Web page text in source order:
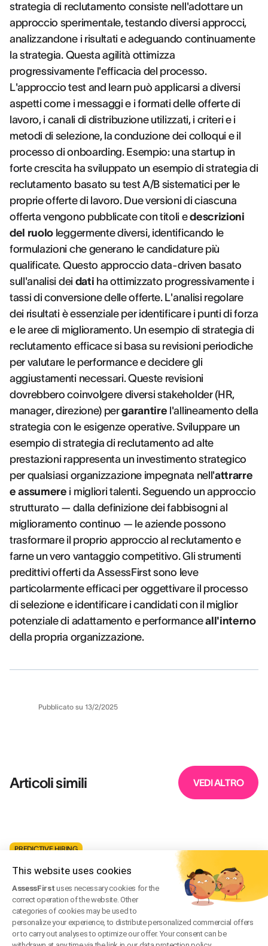
This website uses cookies
AssessFirstuses necessary cookies for the
correct operation of the website. Other
categories of cookies may be used to
personalize your experience, to distribute personalized commercial offers
or to carry out analyses to optimize our offer. Your consent can be
strategia di reclutamento consiste nell'adottare un
approccio sperimentale, testando diversi approcci,
analizzandone i risultati e adeguando continuamente
la strategia. Questa agilità ottimizza
progressivamente l'efficacia del processo.
L'approccio test and learn può applicarsi a diversi
aspetti come i messaggi e i formati delle offerte di
lavoro, i canali di distribuzione utilizzati, i criteri e i
metodi di selezione, la conduzione dei colloqui e il
processo di onboarding. Esempio: una startup in
forte crescita ha sviluppato un esempio di strategia di
reclutamento basato su test A/B sistematici per le
proprie offerte di lavoro. Due versioni di ciascuna
offerta vengono pubblicate con titoli edescrizioni
del ruolo leggermente diversi, identificando le
formulazioni che generano le candidature più
qualificate. Questo approccio data-driven basato
sull'analisi dei dati ha ottimizzato progressivamente i
tassi di conversione delle offerte. L'analisi regolare
dei risultati è essenziale per identificare i punti di forza
e le aree di miglioramento. Un esempio di strategia di
reclutamento efficace si basa su revisioni periodiche
per valutare le performance e decidere gli
aggiustamenti necessari. Queste revisioni
dovrebbero coinvolgere diversi stakeholder (HR,
manager, direzione) pergarantire l'allineamento della
strategia con le esigenze operative. Sviluppare un
esempio di strategia di reclutamento ad alte
prestazioni rappresenta un investimento strategico
per qualsiasi organizzazione impegnata nell'attrarre
e assumere i migliori talenti. Seguendo un approccio
strutturato — dalla definizione dei fabbisogni al
miglioramento continuo — le aziende possono
trasformare il proprio approccio al reclutamento e
farne un vero vantaggio competitivo. Gli strumenti
predittivi offerti da AssessFirst sono leve
particolarmente efficaci per oggettivare il processo
di selezione e identificare i candidati con il miglior
potenziale di adattamento e performanceall'interno
della propria organizzazione.
Pubblicato su 13/2/2025
Articoli simili VEDI ALTRO
PREDICTIVE HIRING
Big Five vs MBTI: Perché i recruiter preferiscono i
modelli predittivi
Dec 22, 2025·Scritto daDavid Bernard
PREDICTIVE HIRING